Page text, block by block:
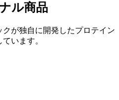
ル商品
が独自に開発したプロテイン
います。